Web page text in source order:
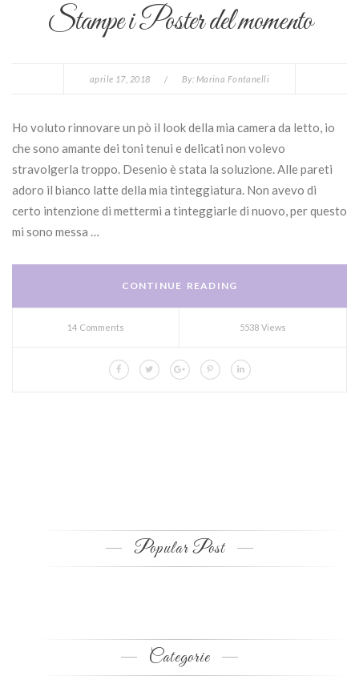
Stampe i Poster del momento
aprile 17, 2018 / By: Marina Fontanelli
Ho voluto rinnovare un pò il look della mia camera da letto, io
che sono amante dei toni tenui e delicati non volevo
stravolgerla troppo. Desenio è stata la soluzione. Alle pareti
adoro il bianco latte della mia tinteggiatura. Non avevo di
certo intenzione di mettermi a tinteggiarle di nuovo, per questo
mi sono messa …
CONTINUE READING
14 Comments 5538 Views
Popular Post
Categorie